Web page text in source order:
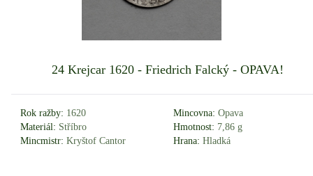
24 Krejcar 1620 - Friedrich Falcký - OPAVA!
Rok ražby: 1620 Mincovna: Opava
Materiál: Stříbro Hmotnost: 7,86 g
Mincmistr: Kryštof Cantor Hrana: Hladká